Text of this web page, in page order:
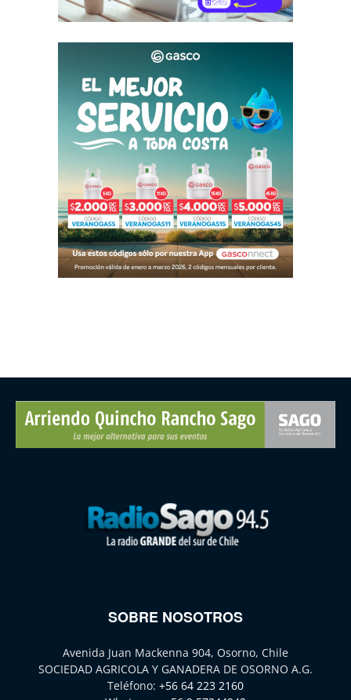
SOBRE NOSOTROS
Avenida Juan Mackenna 904, Osorno, Chile
SOCIEDAD AGRICOLA Y GANADERA DE OSORNO A.G.
Teléfono: +56 64 223 2160